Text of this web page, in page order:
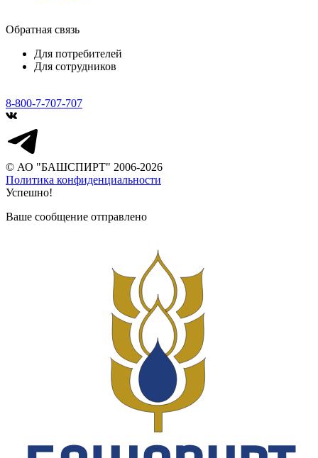
Обратная связь
Для потребителей
Для сотрудников
8-800-7-707-707
© АО "БАШСПИРТ" 2006-2026
Политика конфиденциальности
Успешно!
Ваше сообщение отправлено